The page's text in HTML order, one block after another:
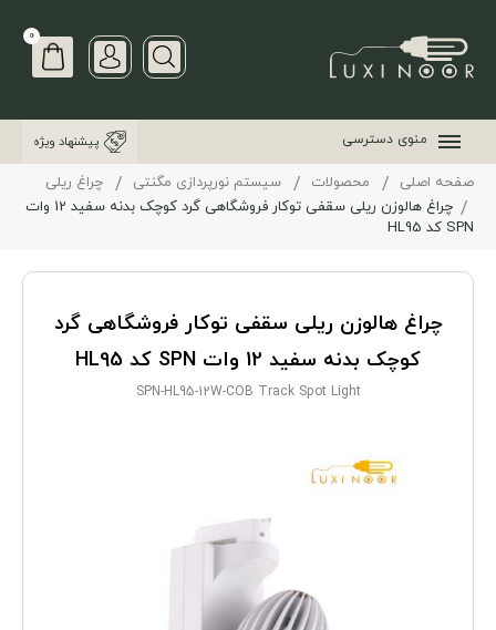
0
منوی دسترسی پیشنهاد ویژه
صفحه اصلی محصولات سیستم نورپردازی مگنتی
چراغ ریلی
چراغ هالوزن ریلی سقفی توکار فروشگاهی گرد کوچک بدنه سفید 12 وات
SPN کد HL95
چراغ هالوزن ریلی سقفی توکار فروشگاهی گرد
کوچک بدنه سفید 12 وات SPN کد HL95
SPN-HL95-12W-COB Track Spot Light